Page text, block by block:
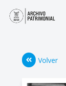
Volver